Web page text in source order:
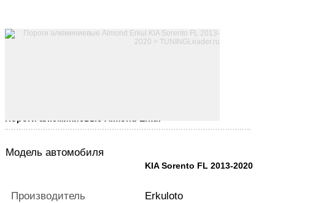
Пороги алюминиевые Almond Erkul
Модель автомобиля
KIA Sorento FL 2013-2020
Производитель
Erkuloto